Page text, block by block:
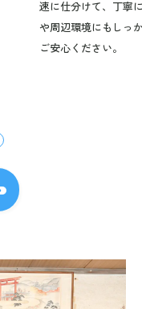
速に仕分けて、丁寧
や周辺環境にもしっ
ご安心ください。